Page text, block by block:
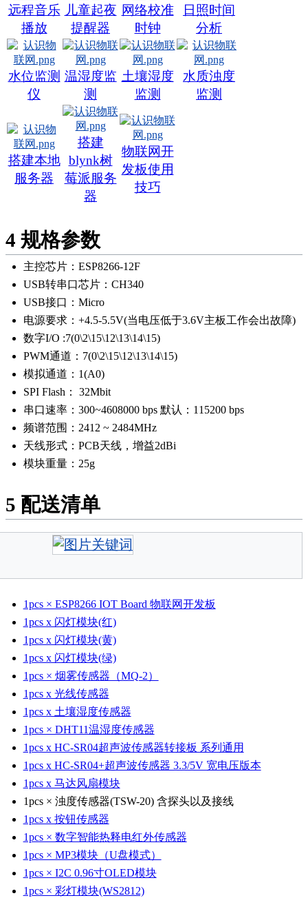
远程音乐
播放
儿童起夜
提醒器
网络校准
时钟
日照时间
分析
水位监测
仪
温湿度监
测
土壤湿度
监测
水质浊度
监测
搭建本地
服务器
搭建
blynk树
莓派服务
器
物联网开
发板使用
技巧
4 规格参数
主控芯片：ESP8266-12F
USB转串口芯片：CH340
USB接口：Micro
电源要求：+4.5-5.5V(当电压低于3.6V主板工作会出故障)
数字I/O :7(0\2\15\12\13\14\15)
PWM通道：7(0\2\15\12\13\14\15)
模拟通道：1(A0)
SPI Flash： 32Mbit
串口速率：300~4608000 bps 默认：115200 bps
频谱范围：2412 ~ 2484MHz
天线形式：PCB天线，增益2dBi
模块重量：25g
5 配送清单
1pcs × ESP8266 IOT Board 物联网开发板
1pcs x 闪灯模块(红)
1pcs x 闪灯模块(黄)
1pcs x 闪灯模块(绿)
1pcs × 烟雾传感器（MQ-2）
1pcs x 光线传感器
1pcs x 土壤湿度传感器
1pcs × DHT11温湿度传感器
1pcs x HC-SR04超声波传感器转接板 系列通用
1pcs x HC-SR04+超声波传感器 3.3/5V 宽电压版本
1pcs x 马达风扇模块
1pcs × 浊度传感器(TSW-20) 含探头以及接线
1pcs x 按钮传感器
1pcs × 数字智能热释电红外传感器
1pcs × MP3模块（U盘模式）
1pcs × I2C 0.96寸OLED模块
1pcs × 彩灯模块(WS2812)